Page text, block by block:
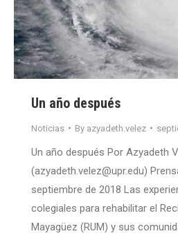
Un año después
Noticias By azyadeth.velez
Un año después Por Azyadeth
(azyadeth.velez@upr.edu)
septiembre de 2018 Las
colegiales para rehabilitar el
Mayagüez (RUM) y sus